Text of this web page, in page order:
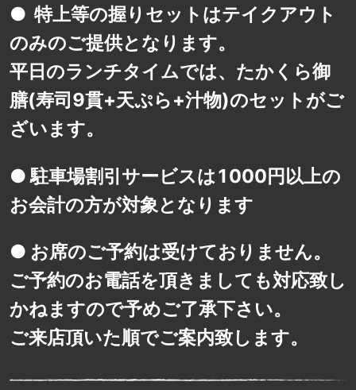
● 特上等の握りセットはテイクアウト
のみのご提供となります。
平日のランチタイムでは、たかくら御
膳(寿司9貫+天ぷら+汁物)のセットがご
ざいます。
● 駐車場割引サービスは1000円以上の
お会計の方が対象となります
● お席のご予約は受けておりません。
ご予約のお電話を頂きましても対応致し
かねますので予めご了承下さい。
ご来店頂いた順でご案内致します。